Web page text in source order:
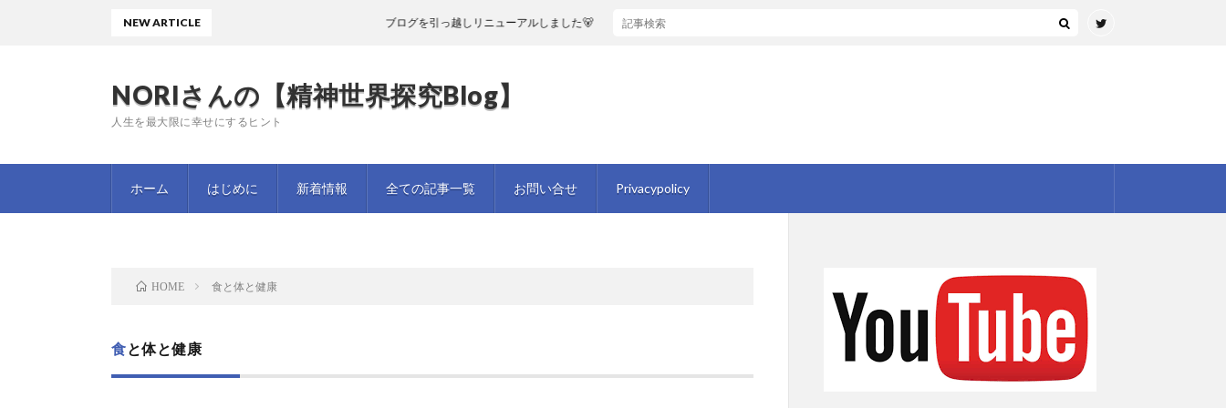
NORIさんの【精神世界探究Blog】
人生を最大限に幸せにするヒント
ホーム はじめに 新着情報 全ての記事一覧 お問い合せ Privacypolicy
NEW ARTICLE ブログを引っ越しリニューアルしました🐻
HOME 食と体と健康
食と体と健康